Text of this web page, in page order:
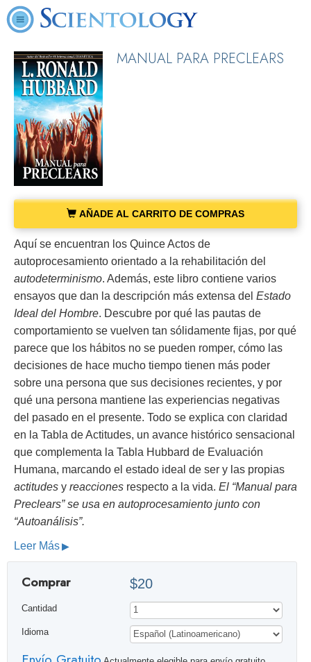
MANUAL PARA PRECLEARS
AÑADE AL CARRITO DE COMPRAS
Aquí se encuentran los Quince Actos de
autoprocesamiento orientado a la rehabilitación del
autodeterminismo. Además, este libro contiene varios
ensayos que dan la descripción más extensa del Estado
Ideal del Hombre. Descubre por qué las pautas de
comportamiento se vuelven tan sólidamente fijas, por qué
parece que los hábitos no se pueden romper, cómo las
decisiones de hace mucho tiempo tienen más poder
sobre una persona que sus decisiones recientes, y por
qué una persona mantiene las experiencias negativas
del pasado en el presente. Todo se explica con claridad
en la Tabla de Actitudes, un avance histórico sensacional
que complementa la Tabla Hubbard de Evaluación
Humana, marcando el estado ideal de ser y las propias
actitudes y reacciones respecto a la vida. El “Manual para
Preclears” se usa en autoprocesamiento junto con
“Autoanálisis”.
Leer Más
Comprar $20
Cantidad
Idioma